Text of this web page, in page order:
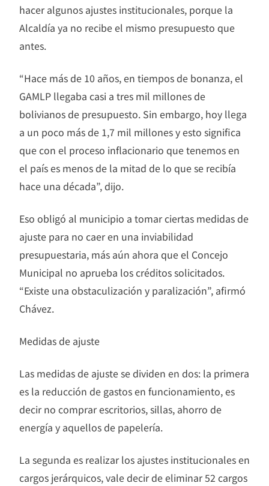
hacer algunos ajustes institucionales, porque la
Alcaldía ya no recibe el mismo presupuesto que
antes.
“Hace más de 10 años, en tiempos de bonanza, el
GAMLP llegaba casi a tres mil millones de
bolivianos de presupuesto. Sin embargo, hoy llega
a un poco más de 1,7 mil millones y esto significa
que con el proceso inflacionario que tenemos en
el país es menos de la mitad de lo que se recibía
hace una década”, dijo.
Eso obligó al municipio a tomar ciertas medidas de
ajuste para no caer en una inviabilidad
presupuestaria, más aún ahora que el Concejo
Municipal no aprueba los créditos solicitados.
“Existe una obstaculización y paralización”, afirmó
Chávez.
Medidas de ajuste
Las medidas de ajuste se dividen en dos: la primera
es la reducción de gastos en funcionamiento, es
decir no comprar escritorios, sillas, ahorro de
energía y aquellos de papelería.
La segunda es realizar los ajustes institucionales en
cargos jerárquicos, vale decir de eliminar 52 cargos